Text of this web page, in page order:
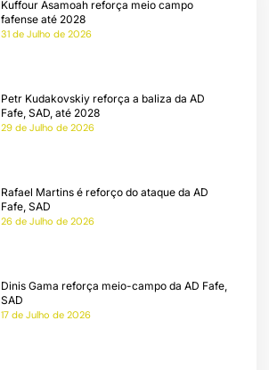
Kuffour Asamoah reforça meio campo
fafense até 2028
31 de Julho de 2026
Petr Kudakovskiy reforça a baliza da AD
Fafe, SAD, até 2028
29 de Julho de 2026
Rafael Martins é reforço do ataque da AD
Fafe, SAD
26 de Julho de 2026
Dinis Gama reforça meio-campo da AD Fafe,
SAD
17 de Julho de 2026